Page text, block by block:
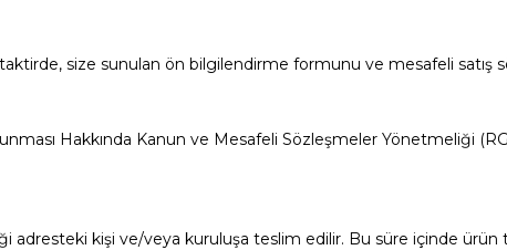
size sunulan ön bilgilendirme formunu ve mesafeli satış
Hakkında Kanun ve Mesafeli Sözleşmeler Yönetmeliği
adresteki kişi ve/veya kuruluşa teslim edilir. Bu süre içinde